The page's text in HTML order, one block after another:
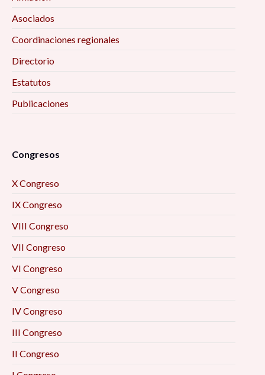
Asociados
Coordinaciones regionales
Directorio
Estatutos
Publicaciones
Congresos
X Congreso
IX Congreso
VIII Congreso
VII Congreso
VI Congreso
V Congreso
IV Congreso
III Congreso
II Congreso